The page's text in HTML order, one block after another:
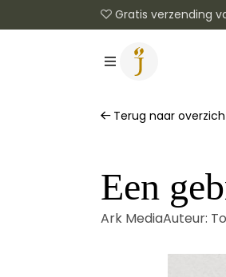
Gratis verzending
Terug naar
Een
Ark MediaAuteur: